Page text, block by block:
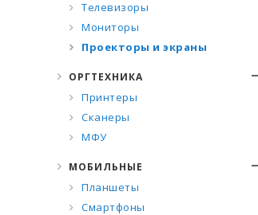
Телевизоры
Мониторы
Проекторы и экраны
ОРГТЕХНИКА
Принтеры
Сканеры
МФУ
МОБИЛЬНЫЕ
Планшеты
Смартфоны